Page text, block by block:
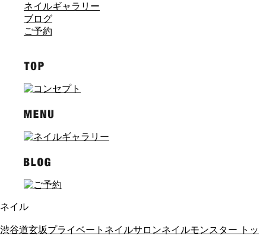
ネイルギャラリー
ブログ
ご予約
ネイル
渋谷道玄坂プライベートネイルサロンネイルモンスター トッ